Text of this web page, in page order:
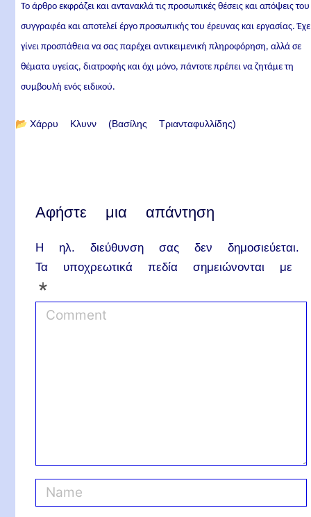
Το άρθρο εκφράζει και αντανακλά τις προσωπικές θέσεις και απόψεις του
συγγραφέα και αποτελεί έργο προσωπικής του έρευνας και εργασίας.
γίνει προσπάθεια να σας παρέχει αντικειμενική πληροφόρηση, αλλά σε
θέματα υγείας, διατροφής και όχι μόνο, πάντοτε πρέπει να ζητάμε τη
συμβουλή ενός ειδικού.
📂 Χάρρυ Κλυνν (Βασίλης Τριανταφυλλίδης)
Αφήστε μια απάντηση
Η ηλ. διεύθυνση σας δεν δημοσιεύεται.
Τα υποχρεωτικά πεδία σημειώνονται με
*
a